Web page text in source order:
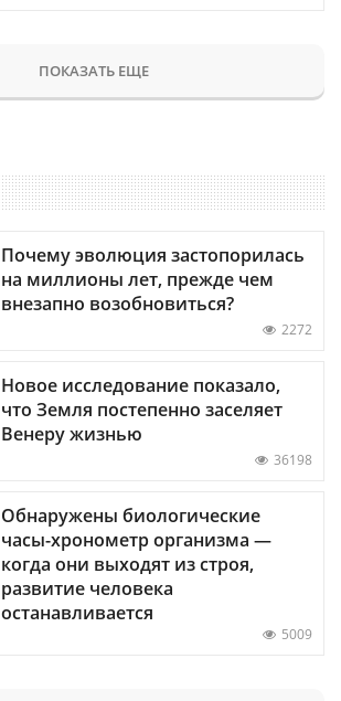
ПОКАЗАТЬ ЕЩЕ
Почему эволюция застопорилась
на миллионы лет, прежде чем
внезапно возобновиться?
2272
Новое исследование показало,
что Земля постепенно заселяет
Венеру жизнью
36198
Обнаружены биологические
часы-хронометр организма —
когда они выходят из строя,
развитие человека
останавливается
5009